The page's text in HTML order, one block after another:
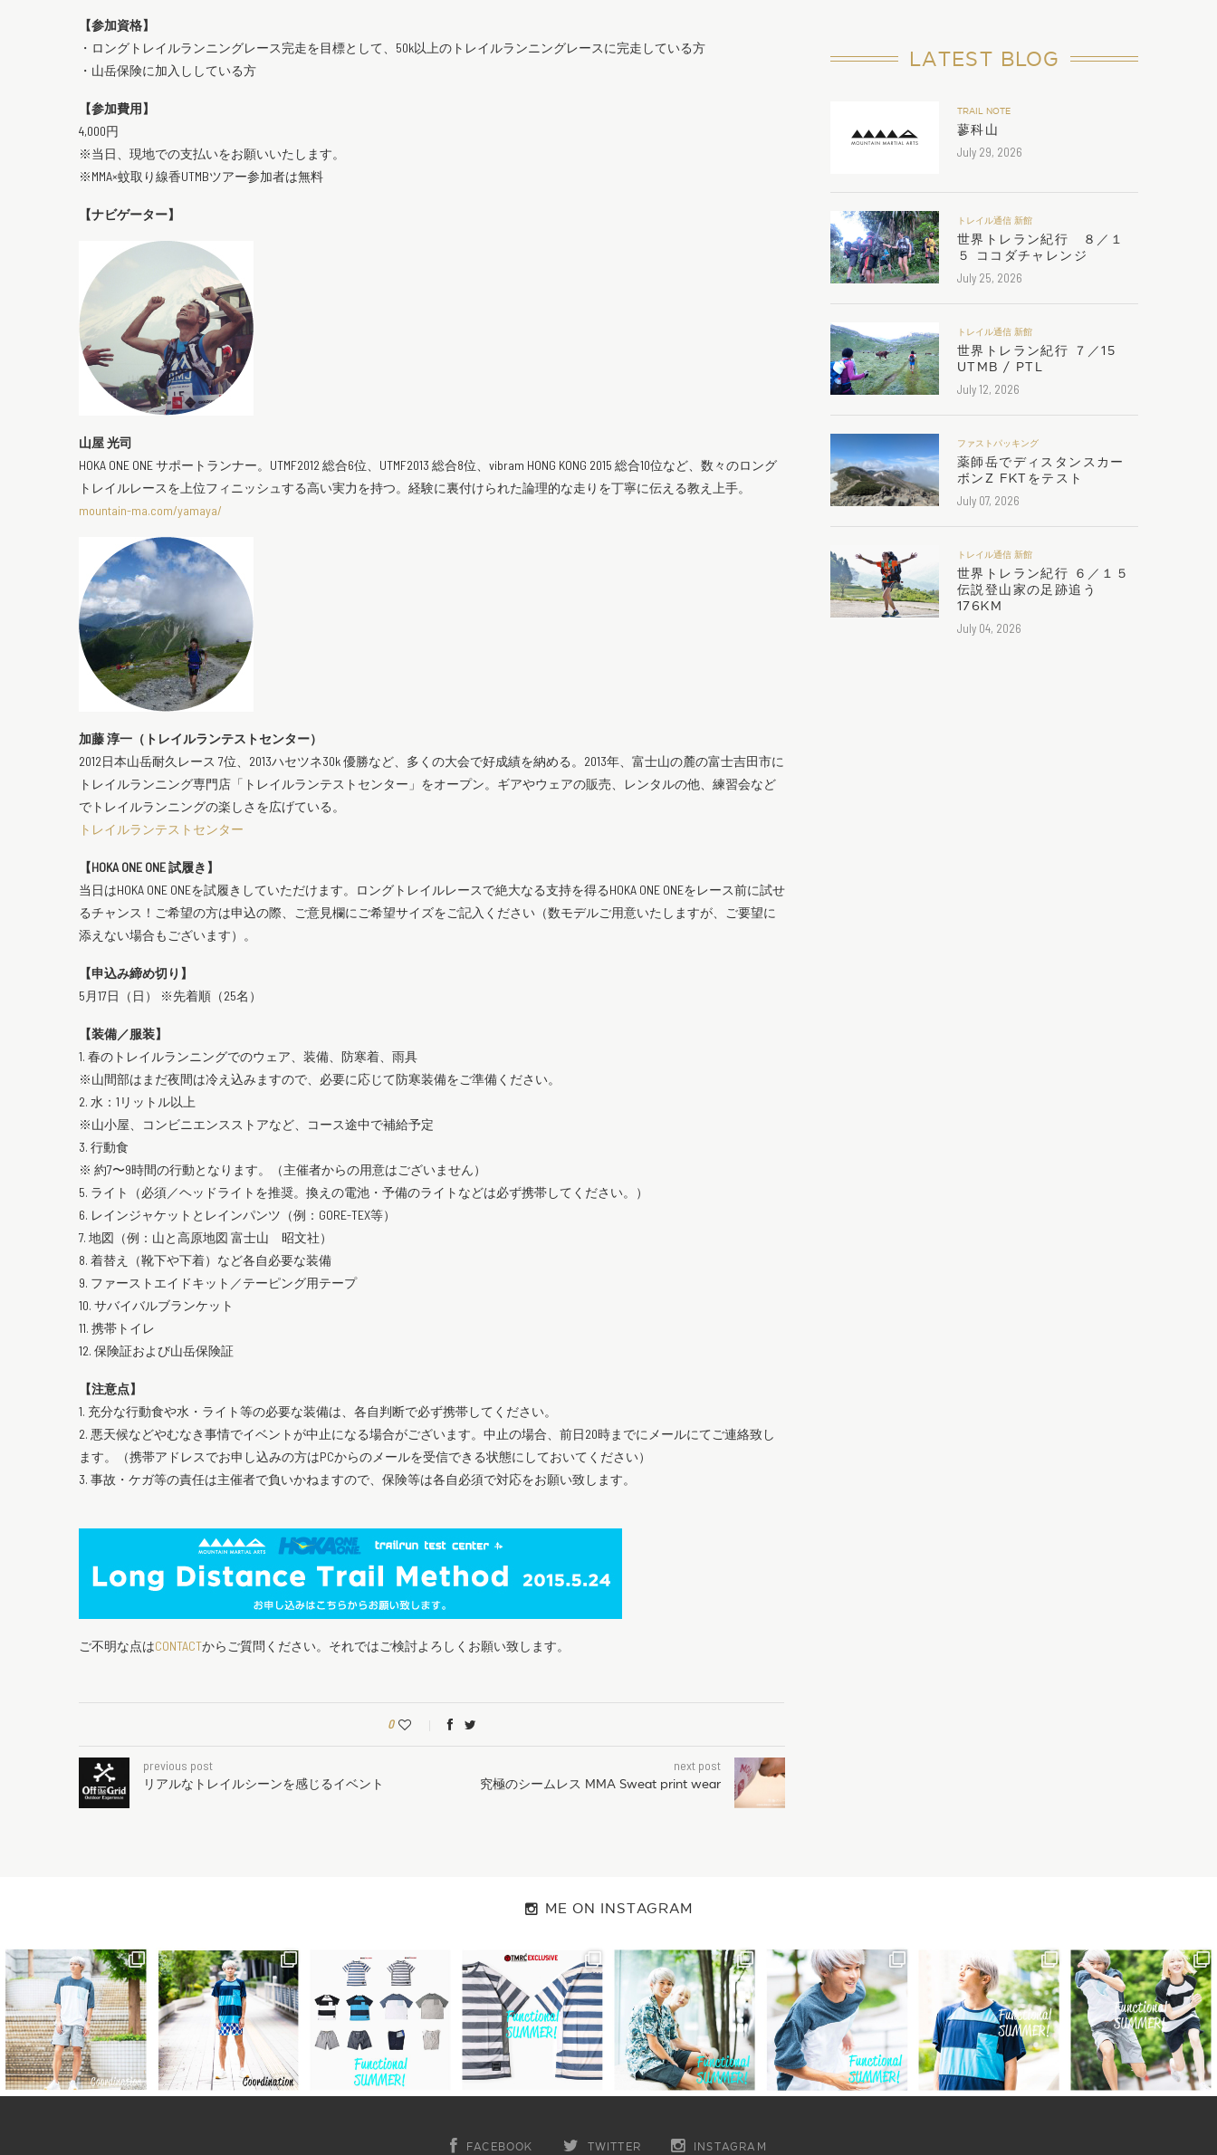
【参加資格】
・ロングトレイルランニングレース完走を目標として、50k以上のトレイルランニングレースに完走している方
・山岳保険に加入ししている方
【参加費用】
4,000円
※当日、現地での支払いをお願いいたします。
※MMA×蚊取り線香UTMBツアー参加者は無料
【ナビゲーター】
山屋 光司
HOKA ONE ONE サポートランナー。UTMF2012 総合6位、UTMF2013 総合8位、vibram HONG KONG 2015 総合10位など、数々のロング
トレイルレースを上位フィニッシュする高い実力を持つ。経験に裏付けられた論理的な走りを丁寧に伝える教え上手。
mountain-ma.com/yamaya/
加藤 淳一（トレイルランテストセンター）
2012日本山岳耐久レース 7位、2013ハセツネ30k 優勝など、多くの大会で好成績を納める。2013年、富士山の麓の富士吉田市に
トレイルランニング専門店「トレイルランテストセンター」をオープン。ギアやウェアの販売、レンタルの他、練習会など
でトレイルランニングの楽しさを広げている。
トレイルランテストセンター
【HOKA ONE ONE 試履き】
当日はHOKA ONE ONEを試履きしていただけます。ロングトレイルレースで絶大なる支持を得るHOKA ONE ONEをレース前に試せ
るチャンス！ご希望の方は申込の際、ご意見欄にご希望サイズをご記入ください（数モデルご用意いたしますが、ご要望に
添えない場合もございます）。
【申込み締め切り】
5月17日（日） ※先着順（25名）
【装備／服装】
1. 春のトレイルランニングでのウェア、装備、防寒着、雨具
※山間部はまだ夜間は冷え込みますので、必要に応じて防寒装備をご準備ください。
2. 水：1リットル以上
※山小屋、コンビニエンスストアなど、コース途中で補給予定
3. 行動食
※ 約7〜9時間の行動となります。（主催者からの用意はございません）
5. ライト（必須／ヘッドライトを推奨。換えの電池・予備のライトなどは必ず携帯してください。）
6. レインジャケットとレインパンツ（例：GORE-TEX等）
7. 地図（例：山と高原地図 富士山 昭文社）
8. 着替え（靴下や下着）など各自必要な装備
9. ファーストエイドキット／テーピング用テープ
10. サバイバルブランケット
11. 携帯トイレ
12. 保険証および山岳保険証
【注意点】
1. 充分な行動食や水・ライト等の必要な装備は、各自判断で必ず携帯してください。
2. 悪天候などやむなき事情でイベントが中止になる場合がございます。中止の場合、前日20時までにメールにてご連絡致し
ます。（携帯アドレスでお申し込みの方はPCからのメールを受信できる状態にしておいてください）
3. 事故・ケガ等の責任は主催者で負いかねますので、保険等は各自必須で対応をお願い致します。
ご不明な点はCONTACTからご質問ください。それではご検討よろしくお願い致します。
0
previous post
リアルなトレイルシーンを感じるイベント
next post
究極のシームレス MMA Sweat print wear
LATEST BLOG
TRAIL NOTE
蓼科山
July 29, 2026
トレイル通信 新館
世界トレラン紀行 ８／１
５ ココダチャレンジ
July 25, 2026
トレイル通信 新館
世界トレラン紀行 ７／15
UTMB / PTL
July 12, 2026
ファストパッキング
薬師岳でディスタンスカー
ボンZ FKTをテスト
July 07, 2026
トレイル通信 新館
世界トレラン紀行 ６／１５
伝説登山家の足跡追う
176KM
July 04, 2026
ME ON INSTAGRAM
FACEBOOK TWITTER INSTAGRAM